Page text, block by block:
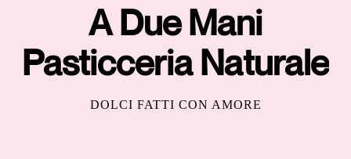
A Due Mani
Pasticceria Naturale
DOLCI FATTI CON AMORE